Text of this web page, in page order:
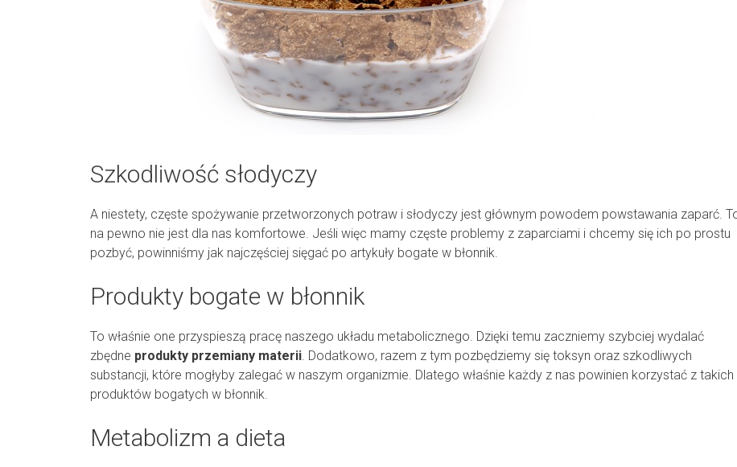
Szkodliwość słodyczy
A niestety, częste spożywanie przetworzonych potraw i słodyczy jest głównym powodem powstawania zaparć.
na pewno nie jest dla nas komfortowe. Jeśli więc mamy częste problemy z zaparciami i chcemy się ich po prostu
pozbyć, powinniśmy jak najczęściej sięgać po artykuły bogate w błonnik.
Produkty bogate w błonnik
To właśnie one przyspieszą pracę naszego układu metabolicznego. Dzięki temu zaczniemy szybciej wydalać
zbędne produkty przemiany materii. Dodatkowo, razem z tym pozbędziemy się toksyn oraz szkodliwych
substancji, które mogłyby zalegać w naszym organizmie. Dlatego właśnie każdy z nas powinien korzystać z takich
produktów bogatych w błonnik.
Metabolizm a dieta